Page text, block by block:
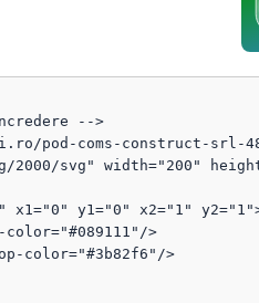
-->
pod-coms-construct-srl-
2000/svg" width="200"